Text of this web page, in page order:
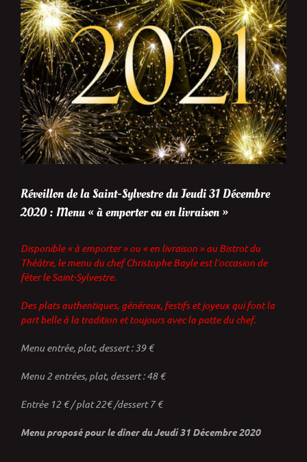
l'image
agrandie
Réveillon de la Saint-Sylvestre du Jeudi 31 Décembre
2020 : Menu « à emporter ou en livraison »
Disponible « à emporter » ou « en livraison » au Bistrot du
Théâtre, le menu du chef Christophe Bayle est l’occasion de
fêter le Saint-Sylvestre.
Des plats authentiques, généreux, festifs et joyeux qui font la
part belle à la tradition et toujours avec la patte du chef.
Menu entrée, plat, dessert : 39 €
Menu 2 entrées, plat, dessert : 48 €
Entrée 12 € / plat 22€ /dessert 7 €
Menu proposé pour le dîner du Jeudi 31 Décembre 2020